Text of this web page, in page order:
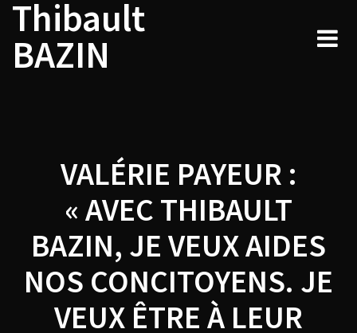
Skip
content
Thibault
BAZIN
VALÉRIE PAYEUR :
« AVEC THIBAULT
BAZIN, JE VEUX AIDES
NOS CONCITOYENS. JE
VEUX ÊTRE À LEUR
Navigation
de